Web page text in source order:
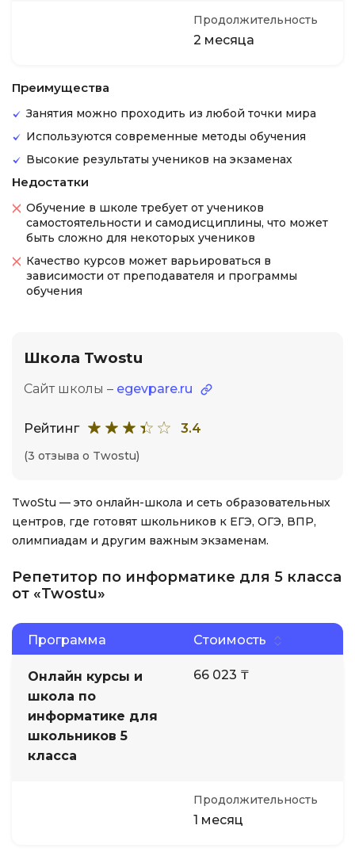
Продолжительность
2 месяца
Преимущества
Занятия можно проходить из любой точки мира
Используются современные методы обучения
Высокие результаты учеников на экзаменах
Недостатки
Обучение в школе требует от учеников
самостоятельности и самодисциплины, что может
быть сложно для некоторых учеников
Качество курсов может варьироваться в
зависимости от преподавателя и программы
обучения
Школа Twostu
Сайт школы – egevpare.ru
Рейтинг 3.4
(3 отзыва о Twostu)
TwoStu — это онлайн-школа и сеть образовательных
центров, где готовят школьников к ЕГЭ, ОГЭ, ВПР,
олимпиадам и другим важным экзаменам.
Репетитор по информатике для 5 класса
от «Twostu»
Программа Стоимость
Онлайн курсы и
школа по
информатике для
школьников 5
класса
66 023 ₸
Продолжительность
1 месяц